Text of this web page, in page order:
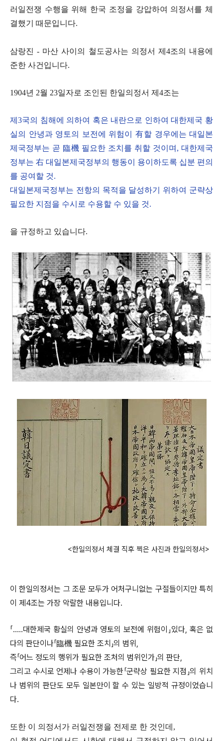
러일전쟁 수행을 위해 한국 조정을 강압하여 의정서를 체
결했기 때문입니다.
삼랑진 - 마산 사이의 철도공사는 의정서 제4조의 내용에
준한 사건입니다.
1904년 2월 23일자로 조인된 한일의정서 제4조는
제3국의 침해에 의하여 혹은 내란으로 인하여 대한제국 황
실의 안녕과 영토의 보전에 위험이 有할 경우에는 대일본
제국정부는 곧 臨機 필요한 조치를 취할 것이며, 대한제국
정부는 右 대일본제국정부의 행동이 용이하도록 십분 편의
를 공여할 것.
대일본제국정부는 전항의 목적을 달성하기 위하여 군략상
필요한 지점을 수시로 수용할 수 있을 것.
을 규정하고 있습니다.
<한일의정서 체결 직후 찍은 사진과 한일의정서>
이 한일의정서는 그 조문 모두가 어처구니없는 구절들이지만 특히
이 제4조는 가장 악랄한 내용입니다.
「․․․․․대한제국 황실의 안녕과 영토의 보전에 위험이」있다, 혹은 없
다의 판단이나「臨機 필요한 조치」의 범위,
즉「어느 정도의 행위가 필요한 조처의 범위인가」의 판단,
그리고 수시로 언제나 수용이 가능한「군략상 필요한 지점」의 위치
나 범위의 판단도 모두 일본만이 할 수 있는 일방적 규정이었습니
다.
또한 이 의정서가 러일전쟁을 전제로 한 것인데,